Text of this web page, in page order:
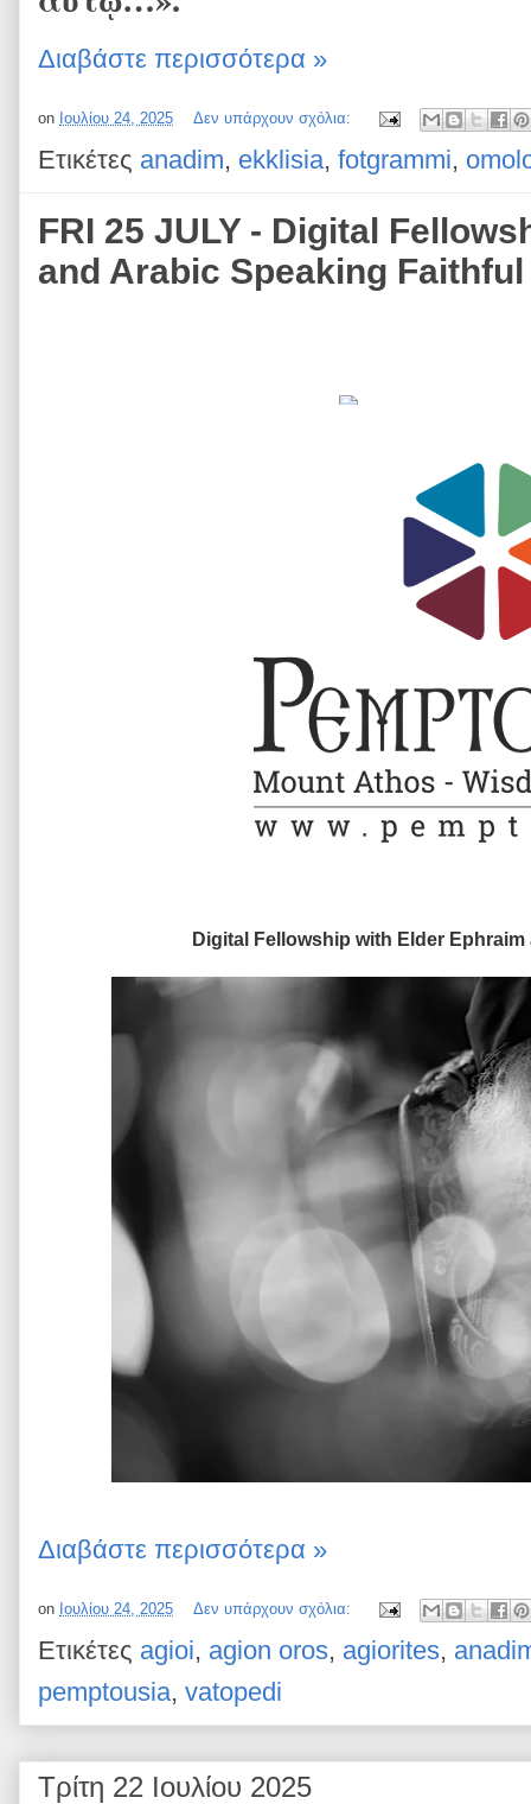
Διαβάστε περισσότερα »
on Ιουλίου 24, 2025 Δεν υπάρχουν σχόλια:
Ετικέτες anadim, ekklisia, fotgrammi,
FRI 25 JULY - Digital
and Arabic Speaking Faithful
Digital Fellowship with Elder
Διαβάστε περισσότερα »
on Ιουλίου 24, 2025 Δεν υπάρχουν σχόλια:
Ετικέτες agioi, agion oros, agiorites,
pemptousia, vatopedi
Τρίτη 22 Ιουλίου 2025